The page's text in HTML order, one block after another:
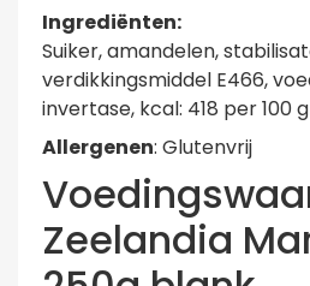
Ingrediënten:
Suiker, amandelen,
verdikkingsmiddel E466,
invertase, kcal: 418 per 100
Allergenen: Glutenvrij
Zeelandia